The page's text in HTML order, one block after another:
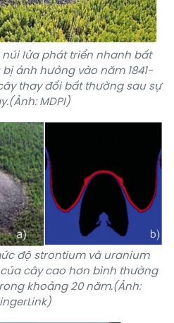
lửa phát triển nhanh bất
ảnh hưởng vào năm 1841-
thay đổi bất thường sau sự
MDPI)
độ strontium và uranium
cây cao hơn bình thường
khoảng 20 năm.(Ảnh: